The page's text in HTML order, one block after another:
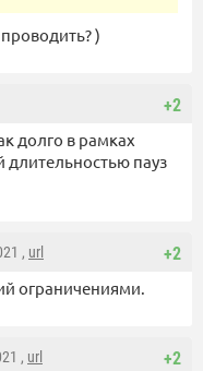
)
+2
долго в рамках
длительностью пауз
+2
, url
ограничениями.
+2
, url